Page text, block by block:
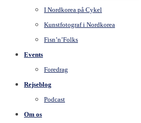
I Nordkorea på Cykel
Kunstfotograf i Nordkorea
Fisn’n’Folks
Events
Foredrag
Rejseblog
Podcast
Om os